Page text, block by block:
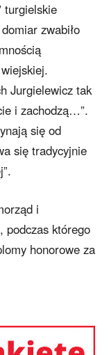
turgielskie
zwabiło
Jurgielewicz tak
i zachodzą…”.
się od
się tradycyjnie
i
podczas którego
honorowe za